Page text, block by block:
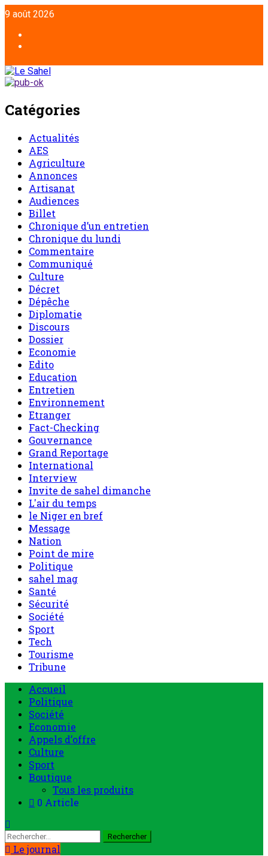
9 août 2026
Catégories
Actualités
AES
Agriculture
Annonces
Artisanat
Audiences
Billet
Chronique d’un entretien
Chronique du lundi
Commentaire
Communiqué
Culture
Décret
Dépêche
Diplomatie
Discours
Dossier
Economie
Edito
Education
Entretien
Environnement
Etranger
Fact-Checking
Gouvernance
Grand Reportage
International
Interview
Invite de sahel dimanche
L'air du temps
le Niger en bref
Message
Nation
Point de mire
Politique
sahel mag
Santé
Sécurité
Société
Sport
Tech
Tourisme
Tribune
Accueil
Politique
Société
Economie
Appels d’offre
Culture
Sport
Boutique
Tous les produits
0 Article
Le journal